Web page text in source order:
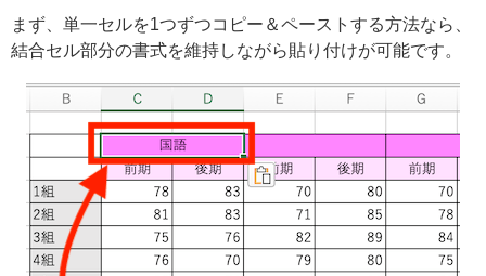
まず、単一セルを1つずつコピー＆ペーストする方法なら、
結合セル部分の書式を維持しながら貼り付けが可能です。